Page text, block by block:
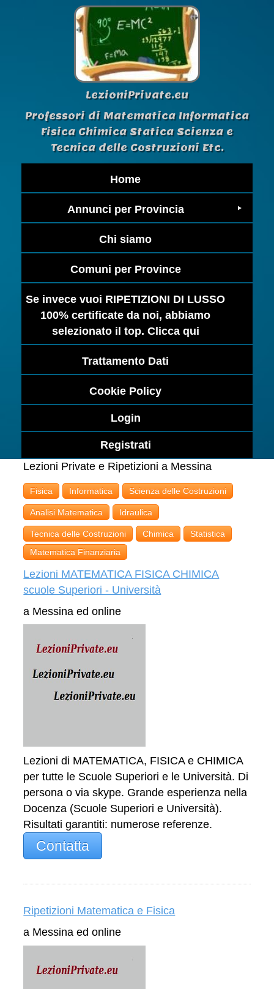
LezioniPrivate.eu
Professori di Matematica Informatica
Fisica Chimica Statica Scienza e
Tecnica delle Costruzioni Etc.
Home
Annunci per Provincia
Chi siamo
Comuni per Province
Se invece vuoi RIPETIZIONI DI LUSSO
100% certificate da noi, abbiamo
selezionato il top. Clicca qui
Trattamento Dati
Cookie Policy
Login
Registrati
Lezioni Private e Ripetizioni a Messina
Fisica Informatica Scienza delle Costruzioni
Analisi Matematica Idraulica
Tecnica delle Costruzioni Chimica
Statistica
Matematica Finanziaria
Lezioni MATEMATICA FISICA CHIMICA
scuole Superiori - Università
a Messina ed online
Lezioni di MATEMATICA, FISICA e CHIMICA
per tutte le Scuole Superiori e le Università. Di
persona o via skype. Grande esperienza nella
Docenza (Scuole Superiori e Università).
Risultati garantiti: numerose referenze.
Contatta
Ripetizioni Matematica e Fisica
a Messina ed online